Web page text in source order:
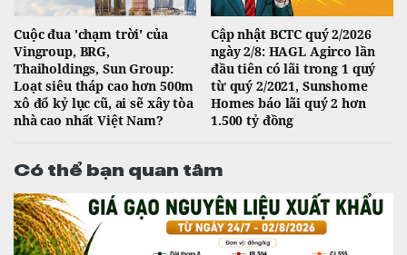
Cuộc đua 'chạm trời' của
Vingroup, BRG,
Thaiholdings, Sun Group:
Loạt siêu tháp cao hơn 500m
xô đổ kỷ lục cũ, ai sẽ xây tòa
nhà cao nhất Việt Nam?
Cập nhật BCTC quý 2/2026
ngày 2/8: HAGL Agirco lần
đầu tiên có lãi trong 1 quý
từ quý 2/2021, Sunshome
Homes báo lãi quý 2 hơn
1.500 tỷ đồng
Có thể bạn quan tâm